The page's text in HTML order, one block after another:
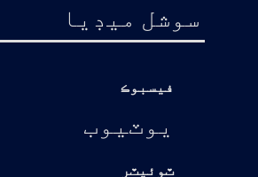
سوشل ميڊيا
فيسبوڪ
يوٽيوب
ٽوئيٽر